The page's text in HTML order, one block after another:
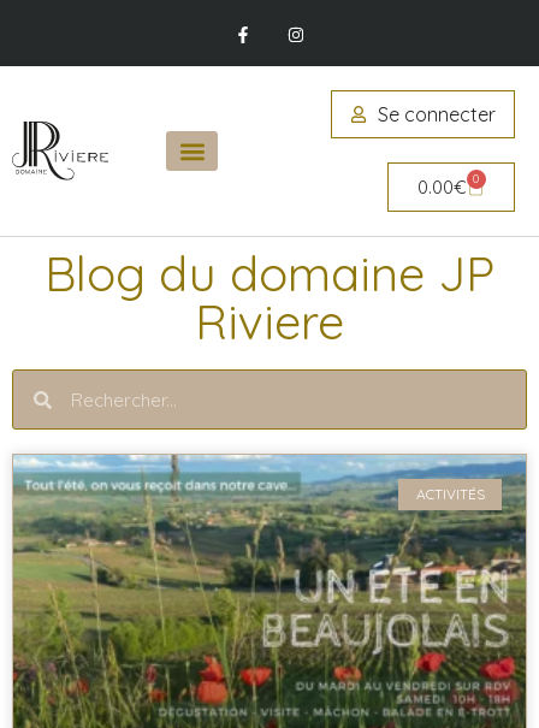
Se connecter
0.00€ 0
Blog du domaine JP
Riviere
ACTIVITÉS